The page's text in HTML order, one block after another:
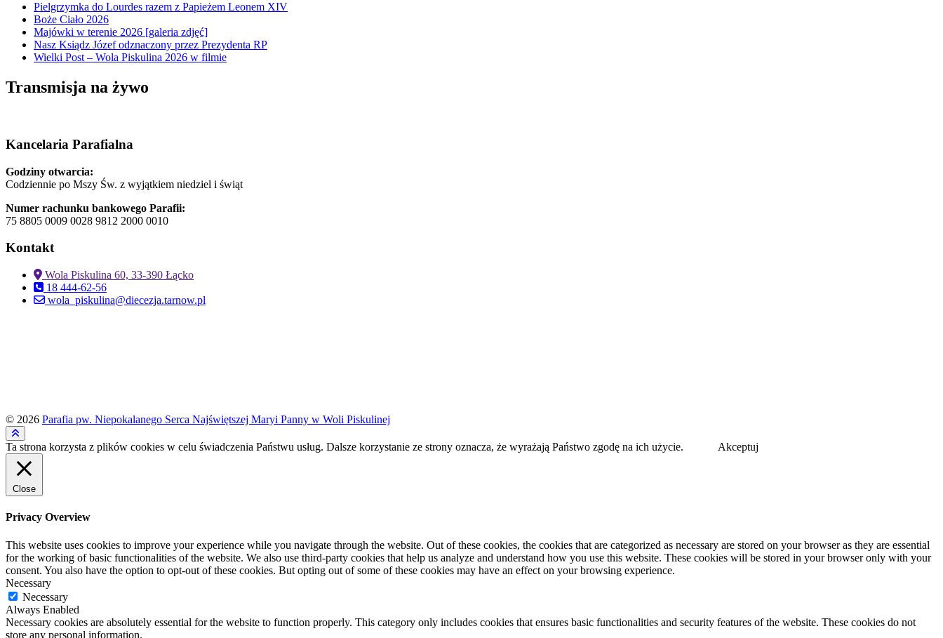
Pielgrzymka do Lourdes razem z Papieżem Leonem XIV
Boże Ciało 2026
Majówki w terenie 2026 [galeria zdjęć]
Nasz Ksiądz Józef odznaczony przez Prezydenta RP
Wielki Post – Wola Piskulina 2026 w filmie
Transmisja na żywo
Kancelaria Parafialna
Godziny otwarcia:
Codziennie po Mszy Św. z wyjątkiem niedziel i świąt
Numer rachunku bankowego Parafii:
75 8805 0009 0028 9812 2000 0010
Kontakt
Wola Piskulina 60, 33-390 Łącko
18 444-62-56
wola_piskulina@diecezja.tarnow.pl
© 2026 Parafia pw. Niepokalanego Serca Najświętszej Maryi Panny w Woli Piskulinej
Ta strona korzysta z plików cookies w celu świadczenia Państwu usług. Dalsze korzystanie ze strony oznacza, że wyrażają Państwo zgodę na ich użycie. Akceptuj
Close
Privacy Overview
This website uses cookies to improve your experience while you navigate through the website. Out of these cookies, the cookies that are categorized as necessary are stored on your browser as they are essential
for the working of basic functionalities of the website. We also use third-party cookies that help us analyze and understand how you use this website. These cookies will be stored in your browser only with your
consent. You also have the option to opt-out of these cookies. But opting out of some of these cookies may have an effect on your browsing experience.
Necessary
Necessary
Always Enabled
Necessary cookies are absolutely essential for the website to function properly. This category only includes cookies that ensures basic functionalities and security features of the website. These cookies do not
store any personal information.